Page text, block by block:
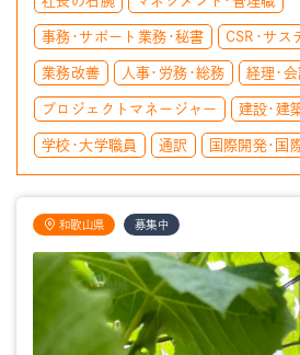
事務・サポート業務・秘書 CSR・サ
業務改善 人事・労務・総務 経理・
プロジェクトマネージャー 建設・建
学校・大学職員 通訳 国際開発・国
和歌山県 募集中